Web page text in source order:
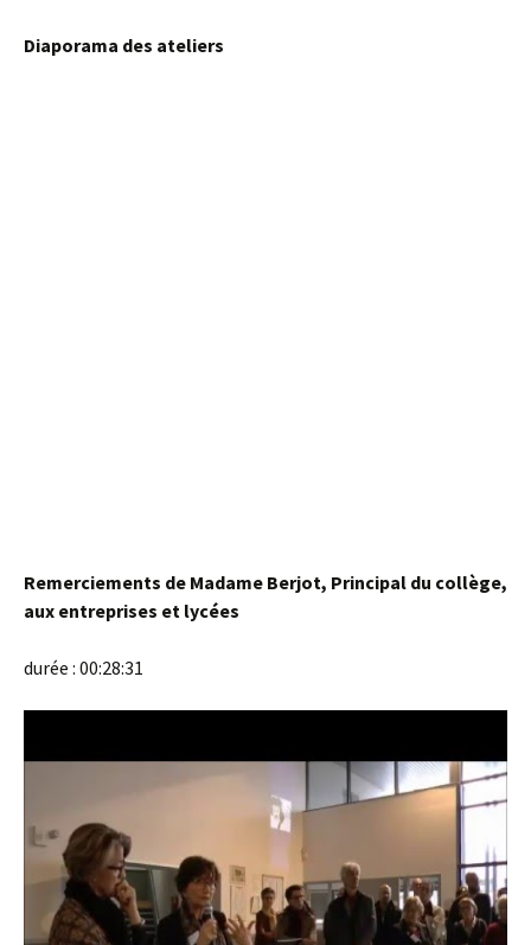
Diaporama des ateliers
Remerciements de Madame Berjot, Principal du collège,
aux entreprises et lycées
durée : 00:28:31